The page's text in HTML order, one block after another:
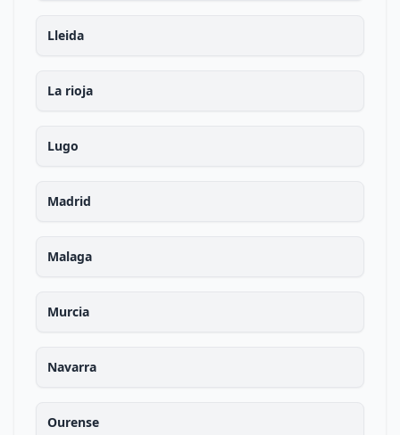
Lleida
La rioja
Lugo
Madrid
Malaga
Murcia
Navarra
Ourense